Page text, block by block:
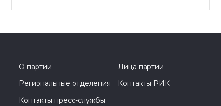
О партии
Лица партии
Региональные отделения
Контакты РИК
Контакты пресс-службы